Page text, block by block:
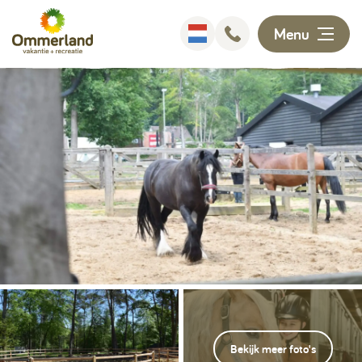
Menu
Overnachten
Faciliteiten
Animatie
Omgeving
Ontdekken
Informatie
Bekijk meer foto's